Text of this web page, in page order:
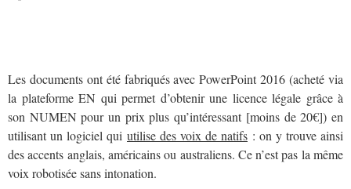
Les documents ont été fabriqués avec PowerPoint 2016 (acheté via
la plateforme EN qui permet d’obtenir une licence légale grâce à
son NUMEN pour un prix plus qu’intéressant [moins de 20€]) en
utilisant un logiciel qui utilise des voix de natifs : on y trouve ainsi
des accents anglais, américains ou australiens. Ce n’est pas la même
voix robotisée sans intonation.